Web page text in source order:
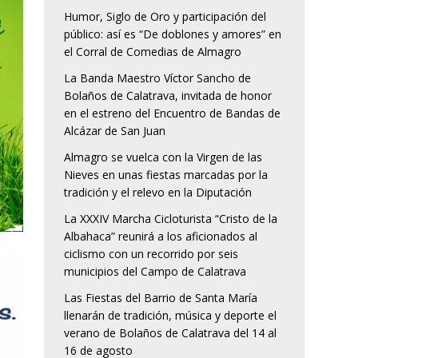
Humor, Siglo de Oro y participación del
público: así es “De doblones y amores” en
el Corral de Comedias de Almagro
La Banda Maestro Víctor Sancho de
Bolaños de Calatrava, invitada de honor
en el estreno del Encuentro de Bandas de
Alcázar de San Juan
Almagro se vuelca con la Virgen de las
Nieves en unas fiestas marcadas por la
tradición y el relevo en la Diputación
La XXXIV Marcha Cicloturista “Cristo de la
Albahaca” reunirá a los aficionados al
ciclismo con un recorrido por seis
municipios del Campo de Calatrava
Las Fiestas del Barrio de Santa María
llenarán de tradición, música y deporte el
verano de Bolaños de Calatrava del 14 al
16 de agosto